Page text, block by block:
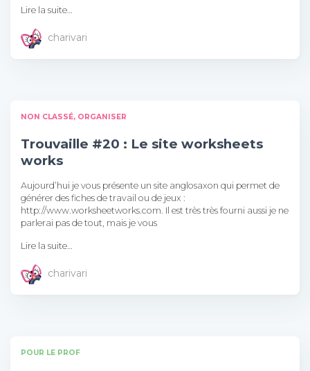
Lire la suite…
charivari
NON CLASSÉ ORGANISER
Trouvaille #20 : Le site worksheets
works
Aujourd’hui je vous présente un site anglosaxon qui permet de
générer des fiches de travail ou de jeux :
http://www.worksheetworks.com. Il est très très fourni aussi je ne
parlerai pas de tout, mais je vous
Lire la suite…
charivari
POUR LE PROF